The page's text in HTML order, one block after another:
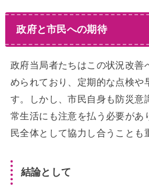
政府と市民への期待
政府当局者たちはこの状況改善
められており、定期的な点検や
す。しかし、市民自身も防災意
常生活にも注意を払う必要があ
民全体として協力し合うことも
結論として